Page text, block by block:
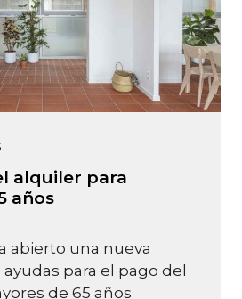
alquiler para
años
abierto una nueva
para el pago del
de 65 años